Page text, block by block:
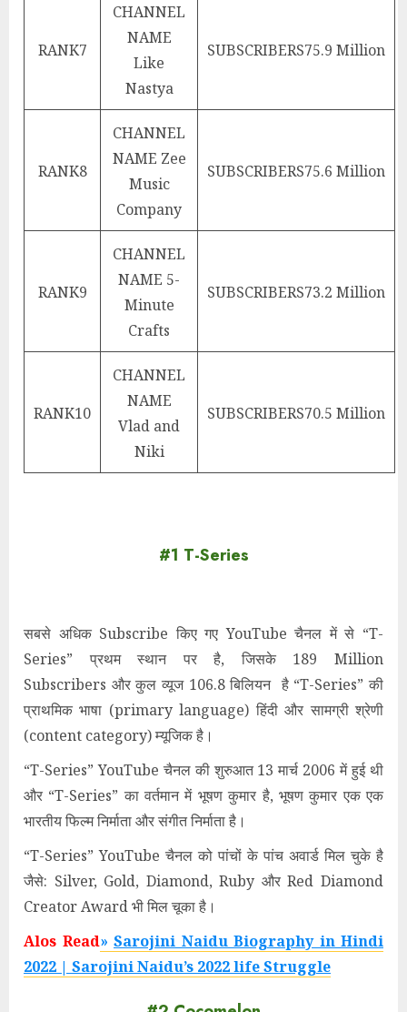
RANK7
CHANNEL
NAME
Like
Nastya
SUBSCRIBERS75.9 Million
RANK8
CHANNEL
NAME Zee
Music
Company
SUBSCRIBERS75.6 Million
RANK9
CHANNEL
NAME 5-
Minute
Crafts
SUBSCRIBERS73.2 Million
RANK10
CHANNEL
NAME
Vlad and
Niki
SUBSCRIBERS70.5 Million
#1 T-Series
सबसे अधिक Subscribe किए गए YouTube चैनल में से “T-
Series” प्रथम स्थान पर है, जिसके 189 Million
Subscribers और कुल व्यूज 106.8 बिलियन है “T-Series” की
प्राथमिक भाषा (primary language) हिंदी और सामग्री श्रेणी
(content category) म्यूजिक है।
“T-Series” YouTube चैनल की शुरुआत 13 मार्च 2006मेंहुई थी
और “T-Series” का वर्तमान में भूषण कुमार है, भूषण कुमार एक एक
भारतीय फिल्म निर्माता और संगीत निर्माता है।
“T-Series” YouTube चैनल को पांचों के पांच अवार्ड मिल चुके है
जैसे: Silver, Gold, Diamond, Ruby और Red Diamond
Creator Award भी मिल चूका है।
Alos Read» Sarojini Naidu Biography in Hindi
2022 | Sarojini Naidu’s 2022 life Struggle